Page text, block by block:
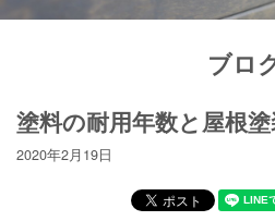
ブロ
塗料の耐用年数と屋根
2020年2月19日